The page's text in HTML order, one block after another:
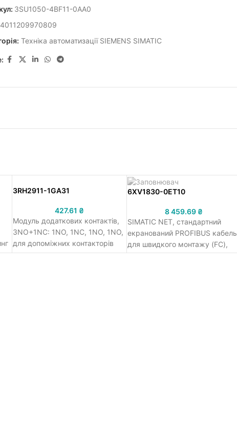
4011209970809
3SU1050-4BF11-0AA0
Техніка автоматизації SIEMENS SIMATIC
3RH2911-1GA31
427.61 ₴
Модуль додаткових контактів,
3NO+1NC: 1NO, 1NC, 1NO, 1NO,
для допоміжних контакторів
типорозміру S00
6XV1830-0ET10
8 459.69 ₴
SIMATIC NET, стандартний
екранований PROFIBUS кабель
для швидкого монтажу (FC),
відрізок довжиною 10